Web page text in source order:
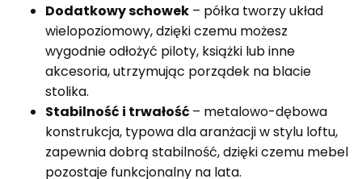
Dodatkowy schowek – półka tworzy układ
wielopoziomowy, dzięki czemu możesz
wygodnie odłożyć piloty, książki lub inne
akcesoria, utrzymując porządek na blacie
stolika.
Stabilność i trwałość – metalowo-dębowa
konstrukcja, typowa dla aranżacji w stylu loftu,
zapewnia dobrą stabilność, dzięki czemu mebel
pozostaje funkcjonalny na lata.